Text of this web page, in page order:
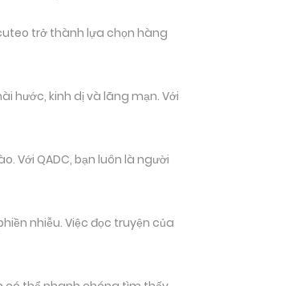
trở thành lựa chọn hàng
hước, kinh dị và lãng mạn. Với
Với QADC, bạn luôn là người
nhiễu. Việc đọc truyện của